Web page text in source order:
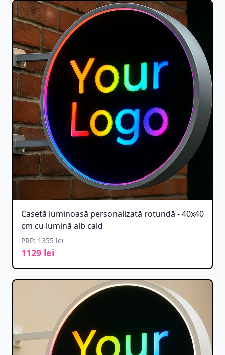
Casetă luminoasă personalizată rotundă - 40x40
cm cu lumină alb cald
PRP: 1355 lei
1129 lei